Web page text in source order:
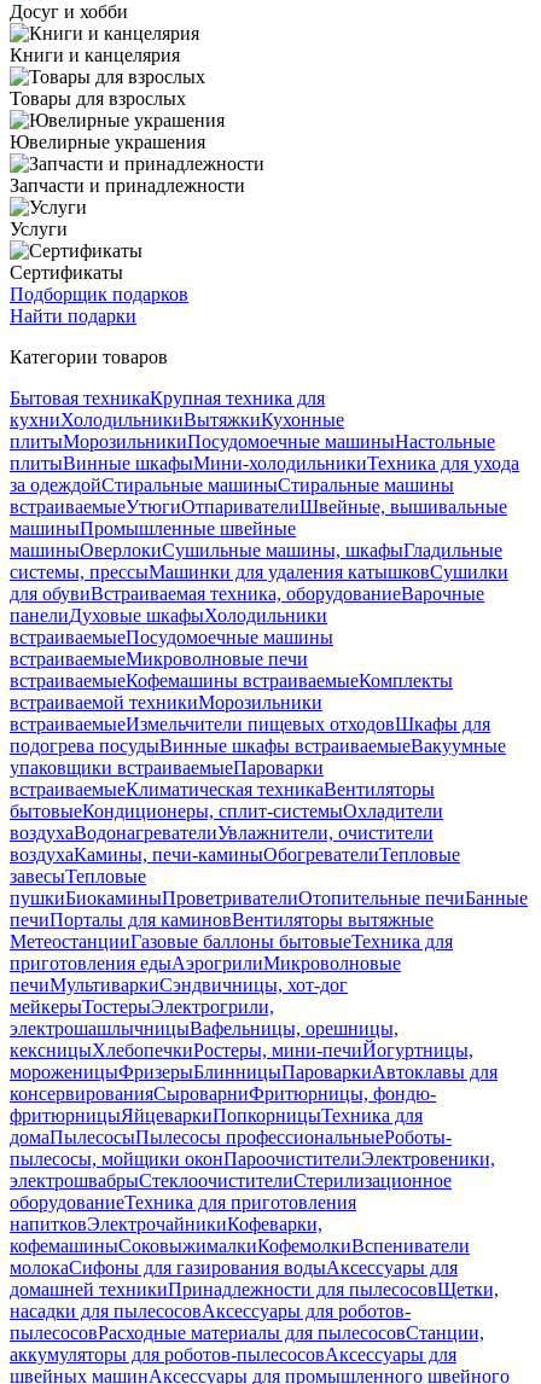
Досуг и хобби
Книги и канцелярия
Товары для взрослых
Ювелирные украшения
Запчасти и принадлежности
Услуги
Сертификаты
Подборщик подарков
Найти подарки
Категории товаров
Бытовая техникаКрупная техника для
кухниХолодильникиВытяжкиКухонные
плитыМорозильникиПосудомоечные машиныНастольные
плитыВинные шкафыМини-холодильникиТехника для ухода
за одеждойСтиральные машиныСтиральные машины
встраиваемыеУтюгиОтпаривателиШвейные, вышивальные
машиныПромышленные швейные
машиныОверлокиСушильные машины, шкафыГладильные
системы, прессыМашинки для удаления катышковСушилки
для обувиВстраиваемая техника, оборудованиеВарочные
панелиДуховые шкафыХолодильники
встраиваемыеПосудомоечные машины
встраиваемыеМикроволновые печи
встраиваемыеКофемашины встраиваемыеКомплекты
встраиваемой техникиМорозильники
встраиваемыеИзмельчители пищевых отходовШкафы для
подогрева посудыВинные шкафы встраиваемыеВакуумные
упаковщики встраиваемыеПароварки
встраиваемыеКлиматическая техникаВентиляторы
бытовыеКондиционеры, сплит-системыОхладители
воздухаВодонагревателиУвлажнители, очистители
воздухаКамины, печи-каминыОбогревателиТепловые
завесыТепловые
пушкиБиокаминыПроветривателиОтопительные печиБанные
печиПорталы для каминовВентиляторы вытяжные
МетеостанцииГазовые баллоны бытовыеТехника для
приготовления едыАэрогрилиМикроволновые
печиМультиваркиСэндвичницы, хот-дог
мейкерыТостерыЭлектрогрили,
электрошашлычницыВафельницы, орешницы,
кексницыХлебопечкиРостеры, мини-печиЙогуртницы,
мороженицыФризерыБлинницыПароваркиАвтоклавы для
консервированияСыроварниФритюрницы, фондю-
фритюрницыЯйцеваркиПопкорницыТехника для
домаПылесосыПылесосы профессиональныеРоботы-
пылесосы, мойщики оконПароочистителиЭлектровеники,
электрошвабрыСтеклоочистителиСтерилизационное
оборудованиеТехника для приготовления
напитковЭлектрочайникиКофеварки,
кофемашиныСоковыжималкиКофемолкиВспениватели
молокаСифоны для газирования водыАксессуары для
домашней техникиПринадлежности для пылесосовЩетки,
насадки для пылесосовАксессуары для роботов-
пылесосовРасходные материалы для пылесосовСтанции,
аккумуляторы для роботов-пылесосовАксессуары для
швейных машинАксессуары для промышленного швейного